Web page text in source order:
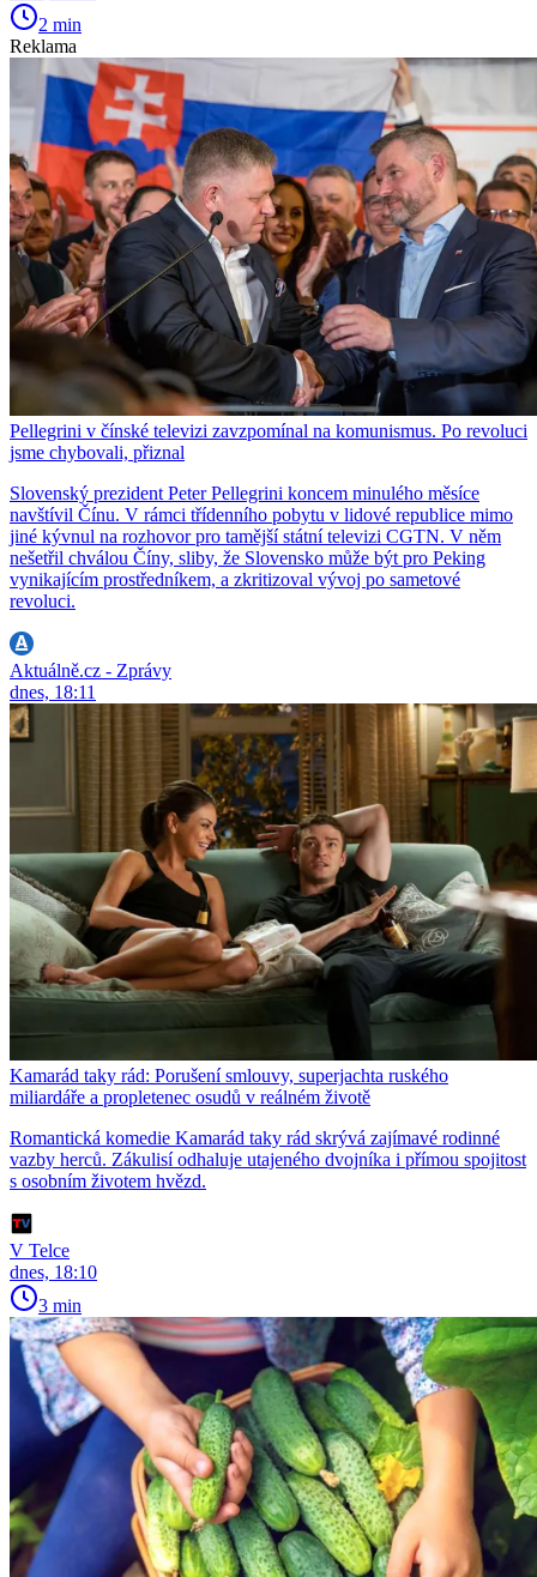
2 min
Reklama
Pellegrini v čínské televizi zavzpomínal na komunismus. Po revoluci
jsme chybovali, přiznal
Slovenský prezident Peter Pellegrini koncem minulého měsíce
navštívil Čínu. V rámci třídenního pobytu v lidové republice mimo
jiné kývnul na rozhovor pro tamější státní televizi CGTN. V něm
nešetřil chválou Číny, sliby, že Slovensko může být pro Peking
vynikajícím prostředníkem, a zkritizoval vývoj po sametové
revoluci.
Aktuálně.cz - Zprávy
dnes, 18:11
Kamarád taky rád: Porušení smlouvy, superjachta ruského
miliardáře a propletenec osudů v reálném životě
Romantická komedie Kamarád taky rád skrývá zajímavé rodinné
vazby herců. Zákulisí odhaluje utajeného dvojníka i přímou spojitost
s osobním životem hvězd.
V Telce
dnes, 18:10
3 min